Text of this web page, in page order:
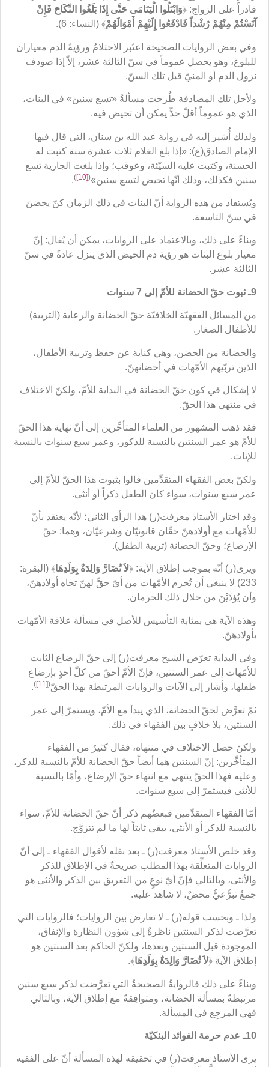
قادراً على الزواج: ﴿وَابْتَلُوا الْيَتَامَى حَتَّى إِذَا بَلَغُوا النِّكَاحَ فَإِنْ
آنَسْتُمْ مِنْهُمْ رُشْداً فَادْفَعُوا إِلَيْهِمْ أَمْوَالَهُمْ﴾ (النساء: 6).
وفي بعض الروايات الصحيحة اعتُبر الاحتلامُ ورؤيةُ الدم معياران
للبلوغ، وهو يحصل عموماً في سنّ الثالثة عشر، إلاّ إذا صودف
نزول الدم أو المنيّ قبل تلك السنّ.
ولأجل تلك المصادفة طُرحت مسألةُ «تسع سنين» في البنات،
الذي هو عموماً أقلّ حدٍّ يمكن أن تحيض فيه.
ولذلك أُشير إليه في رواية عبد الله بن سنان، التي قال فيها
الإمام الصادق(ع): «إذا بلغ الغلام ثلاث عشرة سنة كتبت له
الحسنة، وكتبت عليه السيّئة، وعوقب؛ وإذا بلغت الجارية تسع
سنين فكذلك، وذلك أنّها تحيض لتسع سنين»(
[10]
)
.
ويُستفاد من هذه الرواية أنّ البنات في ذلك الزمان كنّ يحضنَ
في سنّ التاسعة.
وبناءً على ذلك، وبالاعتماد على الروايات، يمكن أن يُقال: إنّ
معيار بلوغ البنات هو رؤية دم الحيض الذي ينزل عادةً في سنّ
الثالثة عشر.
9ـ ثبوت حقّ الحضانة للأمّ إلى 7 سنوات
من المسائل الفقهيّة الخلافيّة حقّ الحضانة والرعاية (التربية)
للأطفال الصغار.
والحضانة من الحضن، وهي كناية عن حفظ وتربية الأطفال،
الذين تربّيهم الأمّهات في أحضانهنّ.
لا إشكال في كون حقّ الحضانة في البداية للأمّ، ولكنّ الاختلاف
في منتهى هذا الحقّ.
فقد ذهب المشهور من العلماء المتأخِّرين إلى أنّ نهاية هذا الحقّ
للأمّ هو عمر السنتين بالنسبة للذكور، وعمر سبع سنوات بالنسبة
للإناث.
ولكنّ بعض الفقهاء المتقدِّمين قالوا بثبوت هذا الحقّ للأمّ إلى
عمر سبع سنوات، سواء كان الطفل ذكراً أو أنثى.
وقد اختار الأستاذ معرفت(ر) هذا الرأي الثاني؛ لأنّه يعتقد بأنّ
للأمّهات مع أولادهنّ حقّان قانونيّان وشرعيّان، وهما: حقّ
الإرضاع؛ وحقّ الحضانة (تربية الطفل).
ويرى(ر) أنّه بموجب إطلاق الآية: ﴿لاَ تُضَارَّ وَالِدَةٌ بِوَلَدِهَا﴾ (البقرة:
233) لا ينبغي أن تُحرم الأمّهات من أيّ حقٍّ لهنّ تجاه أولادهنّ،
وأن يُؤذَيْنَ من خلال ذلك الحرمان.
وهذه الآية هي بمثابة التأسيس للأصل في مسألة علاقة الأمّهات
بأولادهنّ.
وفي البداية تعرّض الشيخ معرفت(ر) إلى حقّ الرضاع الثابت
للأمّهات إلى عمر السنتين، فإنّ الأمّ أحقّ من كلّ أحدٍ بإرضاع
طفلها، وأشار إلى الآيات والروايات المرتبطة بهذا الحقّ(
[11]
)
.
ثمّ تعرَّض لحقّ الحضانة، الذي يبدأ مع الأمّ، ويستمرّ إلى عمر
السنتين، بلا خلافٍ بين الفقهاء في ذلك.
ولكنْ حصل الاختلاف في منتهاه، فقال كثيرٌ من الفقهاء
المتأخِّرين: إنّ السنتين هما أيضاً حقّ الحضانة للأمّ بالنسبة للذكر،
وعليه فهذا الحقّ ينتهي مع انتهاء حقّ الإرضاع، وأمّا بالنسبة
للأنثى فيستمرّ إلى سبع سنوات.
أمّا الفقهاء المتقدِّمين فبعضُهم ذكر أنّ حقّ الحضانة للأمّ، سواء
بالنسبة للذكر أو الأنثى، يبقى ثابتاً لها ما لم تتزوَّج.
وقد خلص الأستاذ معرفت(ر) ـ بعد نقله لأقوال الفقهاء ـ إلى أنّ
الروايات المتعلِّقة بهذا المطلب صريحةٌ في الإطلاق للذكر
والأنثى، وبالتالي فإنّ أيّ نوعٍ من التفريق بين الذكر والأنثى هو
جمعٌ تبرُّعيٌّ محضٌ، لا شاهد عليه.
ولذا ـ وبحسب قوله(ر) ـ لا تعارض بين الروايات؛ فالروايات التي
تعرَّضت لذكر السنتين ناظرةٌ إلى شؤون النظارة والإنفاق،
الموجودة قبل السنتين وبعدها، ولكنّ الحاكمَ بعد السنتين هو
إطلاق الآية ﴿لاَ تُضَارَّ وَالِدَةٌ بِوَلَدِهَا﴾.
وبناءً على ذلك فالروايةُ الصحيحةُ التي تعرَّضت لذكر سبع سنين
مرتبطةٌ بمسألة الحضانة، ومتوافِقةٌ مع إطلاق الآية، وبالتالي
فهي المرجِع في المسألة.
10ـ عدم حرمة الفوائد البنكيّة
يرى الأستاذ معرفت(ر) في تحقيقه لهذه المسألة أنّ على الفقيه